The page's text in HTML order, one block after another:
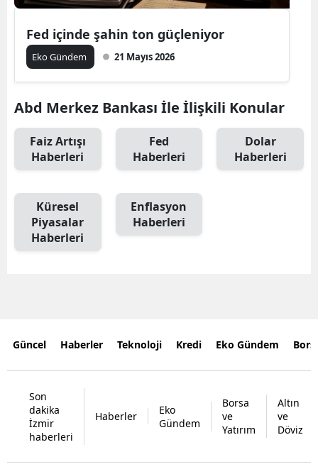
Fed içinde şahin ton güçleniyor
Eko Gündem 21 Mayıs 2026
Abd Merkez Bankası İle İlişkili Konular
Faiz Artışı
Haberleri
Fed
Haberleri
Dolar
Haberleri
Küresel
Piyasalar
Haberleri
Enflasyon
Haberleri
Güncel Haberler Teknoloji Kredi Eko Gündem
Son
dakika
İzmir
haberleri
Haberler
Eko
Gündem
Borsa
ve
Yatırım
Altın
ve
Döviz